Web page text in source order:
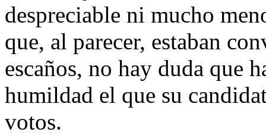
despreciable ni mucho
que, al parecer, estaban
escaños, no hay duda que
humildad el que su
votos.